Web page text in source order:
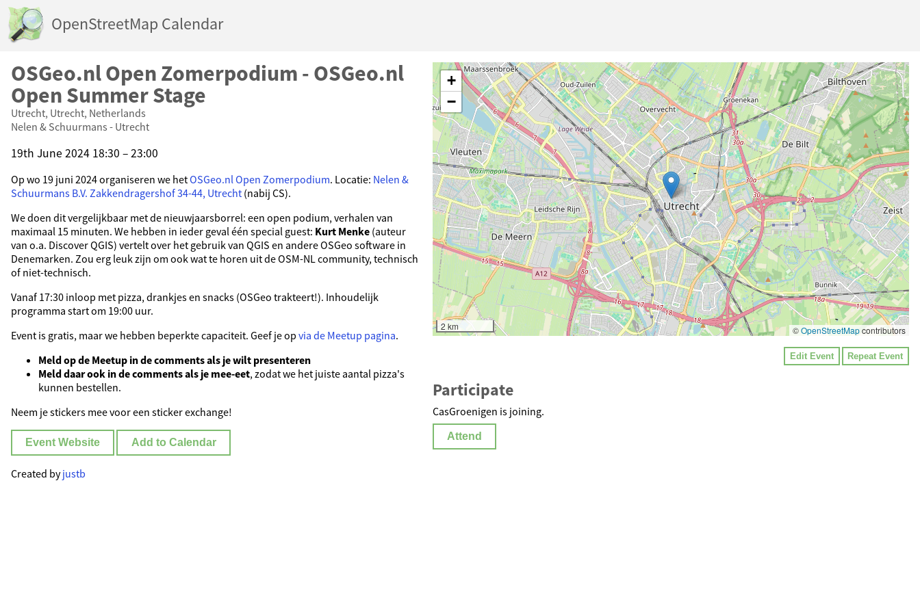
OpenStreetMap Calendar
OSGeo.nl Open Zomerpodium - OSGeo.nl
Open Summer Stage
Utrecht, Utrecht, Netherlands
Nelen & Schuurmans - Utrecht
19th June 2024 18:30 – 23:00
Op wo 19 juni 2024 organiseren we hetOSGeo.nl Open Zomerpodium. Locatie: Nelen &
Schuurmans B.V. Zakkendragershof 34-44, Utrecht (nabij CS).
We doen dit vergelijkbaar met de nieuwjaarsborrel: een open podium, verhalen van
maximaal 15 minuten. We hebben in ieder geval één special guest: Kurt Menke (auteur
van o.a. Discover QGIS) vertelt over het gebruik van QGIS en andere OSGeo software in
Denemarken. Zou erg leuk zijn om ook wat te horen uit de OSM-NL community, technisch
of niet-technisch.
Vanaf 17:30 inloop met pizza, drankjes en snacks (OSGeo trakteert!). Inhoudelijk
programma start om 19:00 uur.
Event is gratis, maar we hebben beperkte capaciteit. Geef je op via de Meetup pagina.
Meld op de Meetup in de comments als je wilt presenteren
Meld daar ook in de comments als je mee-eet, zodat we het juiste aantal pizza's
kunnen bestellen.
Neem je stickers mee voor een sticker exchange!
Event Website Add to Calendar
+
−
2 km ©OpenStreetMapcontributors
Edit Event Repeat Event
Participate
CasGroenigen is joining.
Attend
Created byjustb